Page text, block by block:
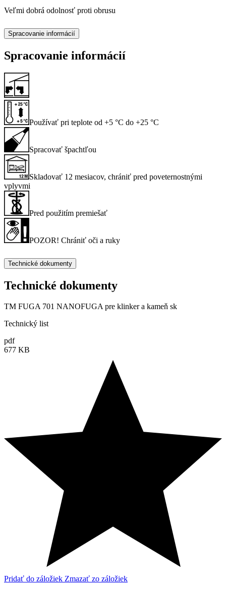
Veľmi dobrá odolnosť proti obrusu
Spracovanie informácií
Spracovanie informácií
Používať pri teplote od +5 °C do +25 °C
Spracovať špachtľou
Skladovať 12 mesiacov, chrániť pred poveternostnými
vplyvmi
Pred použitím premiešať
POZOR! Chrániť oči a ruky
Technické dokumenty
Technické dokumenty
TM FUGA 701 NANOFUGA pre klinker a kameň sk
Technický list
pdf
677 KB
Pridať do záložiek Zmazať zo záložiek